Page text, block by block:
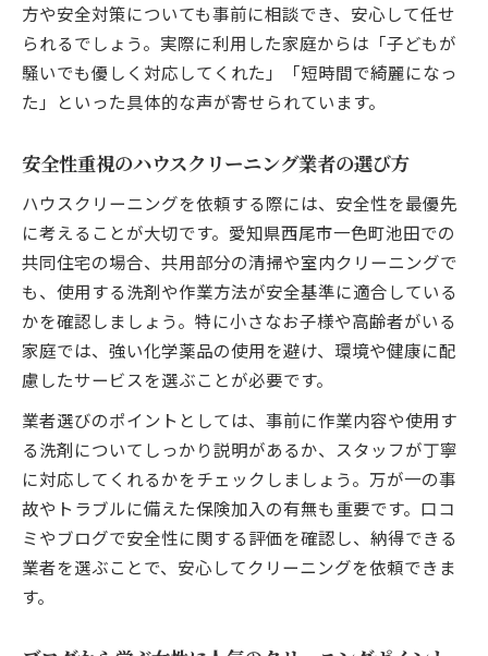
方や安全対策についても事前に相談でき、安心して任せ
られるでしょう。実際に利用した家庭からは「子どもが
騒いでも優しく対応してくれた」「短時間で綺麗になっ
た」といった具体的な声が寄せられています。
安全性重視のハウスクリーニング業者の選び方
ハウスクリーニングを依頼する際には、安全性を最優先
に考えることが大切です。愛知県西尾市一色町池田での
共同住宅の場合、共用部分の清掃や室内クリーニングで
も、使用する洗剤や作業方法が安全基準に適合している
かを確認しましょう。特に小さなお子様や高齢者がいる
家庭では、強い化学薬品の使用を避け、環境や健康に配
慮したサービスを選ぶことが必要です。
業者選びのポイントとしては、事前に作業内容や使用す
る洗剤についてしっかり説明があるか、スタッフが丁寧
に対応してくれるかをチェックしましょう。万が一の事
故やトラブルに備えた保険加入の有無も重要です。口コ
ミやブログで安全性に関する評価を確認し、納得できる
業者を選ぶことで、安心してクリーニングを依頼できま
す。